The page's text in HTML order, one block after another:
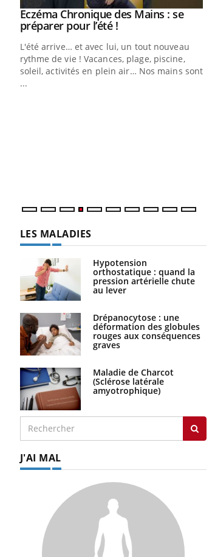
Youtube
Eczéma Chronique des Mains : se
préparer pour l’été !Youtube
L'été arrive… et avec lui, un tout nouveau
rythme de vie ! Vacances, plage, piscine,
soleil, activités en plein air… Nos mains sont
...
LES MALADIES
Hypotension
orthostatique : quand la
pression artérielle chute
au lever
Drépanocytose : une
déformation des globules
rouges aux conséquences
graves
Maladie de Charcot
(Sclérose latérale
amyotrophique)
J'AI MAL